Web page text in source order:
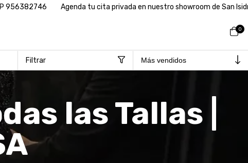
Agenda tu cita privada en nuestro showroom de San Isidro
0
Filtrar
las Tallas |